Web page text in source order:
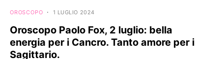
OROSCOPO 1 LUGLIO 2024
Oroscopo Paolo Fox, 2 luglio: bella
energia per i Cancro. Tanto amore per i
Sagittario.